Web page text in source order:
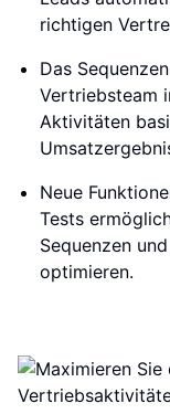
richtigen
Das
Vertriebsteam
Aktivitäten
Neue
Tests
Sequenzen
optimieren.